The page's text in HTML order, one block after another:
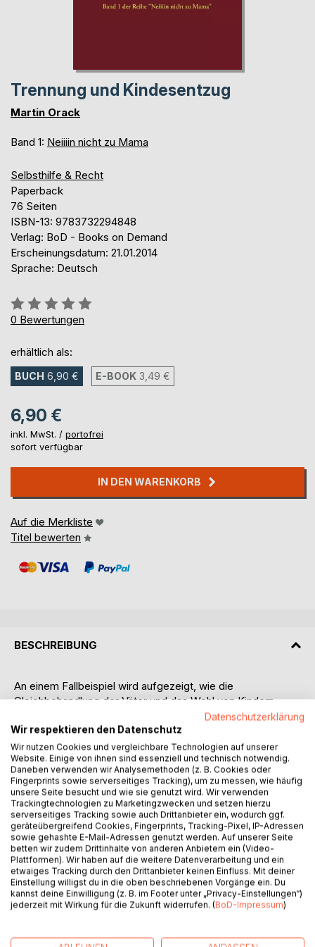
Trennung und Kindesentzug
Martin Orack
Band 1: Neiiiin nicht zu Mama
Selbsthilfe & Recht
Paperback
76 Seiten
ISBN-13: 9783732294848
Verlag: BoD - Books on Demand
Erscheinungsdatum: 21.01.2014
Sprache: Deutsch
Bewertung::
0%
0 Bewertungen
erhältlich als:
BUCH 6,90 € E-BOOK 3,49 €
6,90 €
inkl. MwSt. / portofrei
sofort verfügbar
IN DEN WARENKORB
Auf die Merkliste
Titel bewerten
BESCHREIBUNG
An einem Fallbeispiel wird aufgezeigt, wie die
Gleichbehandlung der Väter und das Wohl von Kindern
entgegen den gesetzlichen Regelungen von Richtern,
Anwälten, Gutachtern, Psychologen und Jugendämtern
nicht ernst genommen und nicht umgesetzt werden.
Die Buchreihe ist als Hilferuf eines betroffenen Kindes zu
verstehen.
Der Umgang mit dem Kind wird in Tagebuchform
geschildert, ergänzt durch Kapitel mit grundsätzlichen
Diskussionen und Analysen.
Es wird aufgezeigt, wie bei der Trennung der Eltern zwar
alle Beteiligten das „Wohl des Kindes“ als zentrales
Anliegen immer wieder betonen, es aber nicht wirklich
betrachten und verfolgen.
In diesem wie in vielen ähnlichen Fällen wird die besondere
Situation, die für einen Vater als wichtigste Bezugsperson
standardmäßig nur für die Mutter entschieden, der Vater
Datenschutzerklärung
Wir respektieren den Datenschutz
Wir nutzen Cookies und vergleichbare Technologien auf unserer
Website. Einige von ihnen sind essenziell und technisch notwendig.
Daneben verwenden wir Analysemethoden (z. B. Cookies oder
Fingerprints sowie serverseitiges Tracking), um zu messen, wie häufig
unsere Seite besucht und wie sie genutzt wird. Wir verwenden
Trackingtechnologien zu Marketingzwecken und setzen hierzu
serverseitiges Tracking sowie auch Drittanbieter ein, wodurch ggf.
geräteübergreifend Cookies, Fingerprints, Tracking-Pixel, IP-Adressen
sowie gehashte E-Mail-Adressen genutzt werden. Auf unserer Seite
betten wir zudem Drittinhalte von anderen Anbietern ein (Video-
Plattformen). Wir haben auf die weitere Datenverarbeitung und ein
etwaiges Tracking durch den Drittanbieter keinen Einfluss. Mit deiner
Einstellung willigst du in die oben beschriebenen Vorgänge ein. Du
kannst deine Einwilligung (z. B. im Footer unter „Privacy-Einstellungen“)
jederzeit mit Wirkung für die Zukunft widerrufen. (BoD-Impressum)